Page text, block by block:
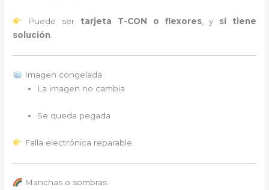
Puede ser tarjeta T-CON o flexores, y sí tiene
solución
Imagen congelada
La imagen no cambia
Se queda pegada
Falla electrónica reparable.
Manchas o sombras